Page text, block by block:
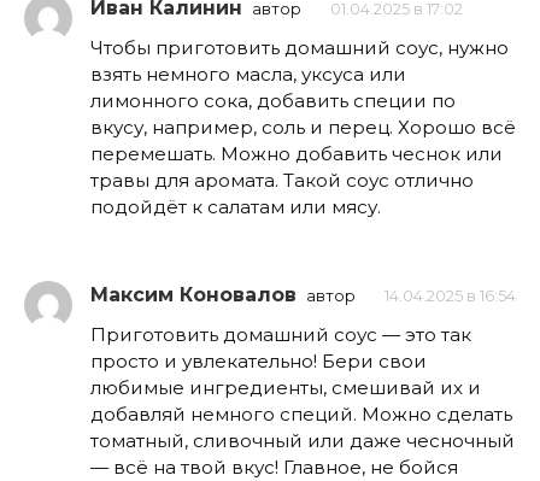
Иван Калинин автор 01.04.2025 в 17:02
Чтобы приготовить домашний соус, нужно
взять немного масла, уксуса или
лимонного сока, добавить специи по
вкусу, например, соль и перец. Хорошо всё
перемешать. Можно добавить чеснок или
травы для аромата. Такой соус отлично
подойдёт к салатам или мясу.
Максим Коновалов автор 14.04.2025 в 16:54
Приготовить домашний соус — это так
просто и увлекательно! Бери свои
любимые ингредиенты, смешивай их и
добавляй немного специй. Можно сделать
томатный, сливочный или даже чесночный
— всё на твой вкус! Главное, не бойся